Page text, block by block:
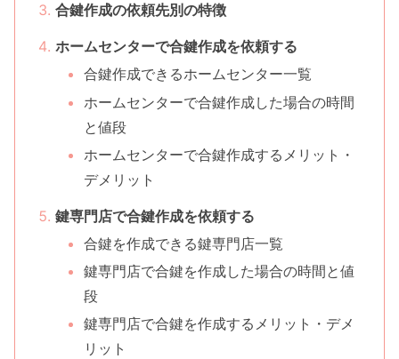
合鍵作成の依頼先別の特徴
ホームセンターで合鍵作成を依頼する
合鍵作成できるホームセンター一覧
ホームセンターで合鍵作成した場合の時間
と値段
ホームセンターで合鍵作成するメリット・
デメリット
鍵専門店で合鍵作成を依頼する
合鍵を作成できる鍵専門店一覧
鍵専門店で合鍵を作成した場合の時間と値
段
鍵専門店で合鍵を作成するメリット・デメ
リット